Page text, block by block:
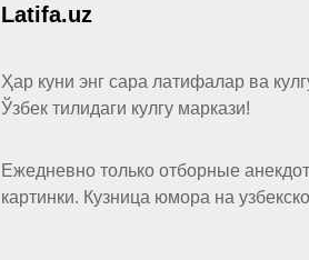
Latifa.uz
Ҳар куни энг сара латифалар ва
Ўзбек тилидаги кулгу маркази!
Ежедневно только отборные
картинки. Кузница юмора на